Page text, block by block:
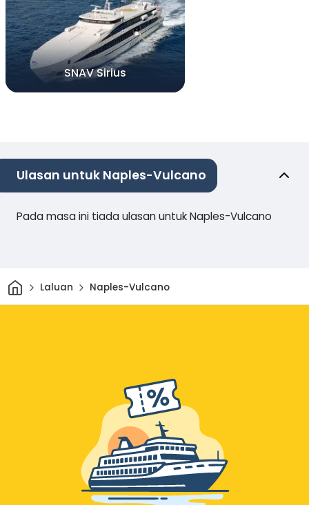
SNAV Sirius
Ulasan untuk Naples-Vulcano
Pada masa ini tiada ulasan untuk Naples-Vulcano
Rumah
Laluan Naples-Vulcano